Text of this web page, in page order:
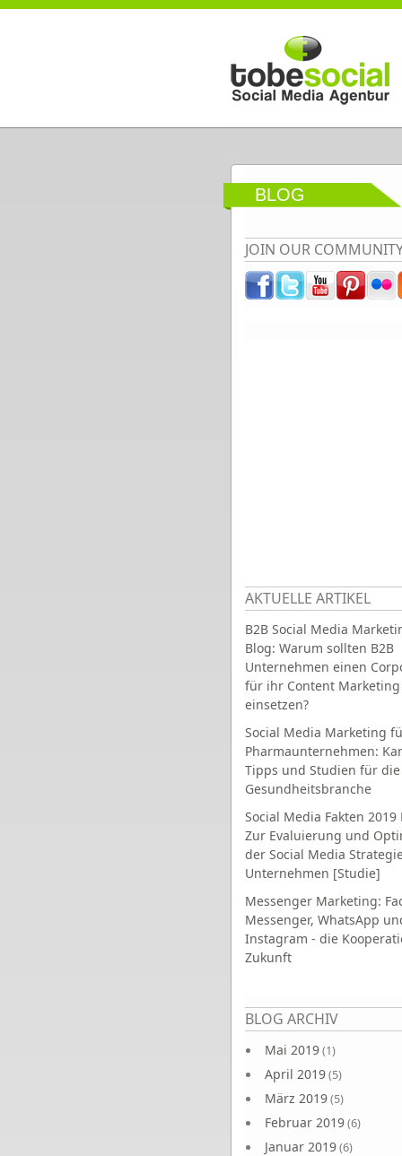
Direkt zum Inhalt
BLOG
JOIN OUR
AKTUELLE ARTIKEL
B2B Social Media
Blog: Warum sollten B2B
Unternehmen einen
für ihr Content Marketing
einsetzen?
Social Media Marketing
Pharmaunternehmen:
Tipps und Studien für die
Gesundheitsbranche
Social Media Fakten 2019
Zur Evaluierung und
der Social Media
Unternehmen [Studie]
Messenger Marketing:
Messenger, WhatsApp
Instagram - die
Zukunft
BLOG ARCHIV
Mai 2019(1)
April 2019(5)
März 2019(5)
Februar 2019(6)
Januar 2019(6)
Seiten